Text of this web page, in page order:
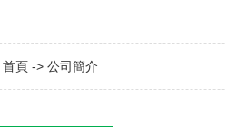
首頁 -> 公司簡介